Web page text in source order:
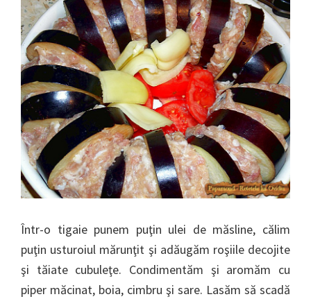
Într-o tigaie punem puţin ulei de măsline, călim
puţin usturoiul mărunţit şi adăugăm roşiile decojite
şi tăiate cubuleţe. Condimentăm şi aromăm cu
piper măcinat, boia, cimbru şi sare. Lasăm să scadă